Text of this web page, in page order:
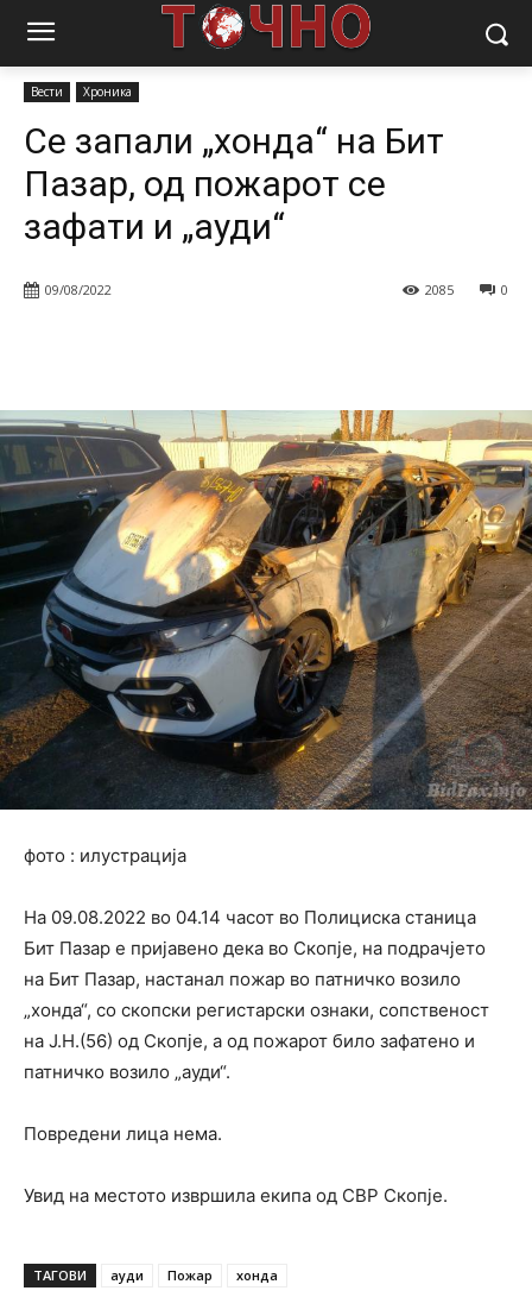
Почетна
Се запали „хонда“ на Бит Пазар, од пожарот се
Вести Хроника
Се запали „хонда“ на Бит
Пазар, од пожарот се
зафати и „ауди“
09/08/2022 0
2085
фото : илустрација
На 09.08.2022 во 04.14 часот во Полициска станица
Бит Пазар е пријавено дека во Скопје, на подрачјето
на Бит Пазар, настанал пожар во патничко возило
„хонда“, со скопски регистарски ознаки, сопственост
на Ј.Н.(56) од Скопје, а од пожарот било зафатено и
патничко возило „ауди“.
Повредени лица нема.
Увид на местото извршила екипа од СВР Скопје.
ТАГОВИ ауди Пожар хонда